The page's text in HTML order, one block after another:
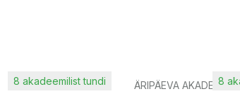
8 akadeemilist tundi ÄRIPÄEVA AKADEEMIA
8